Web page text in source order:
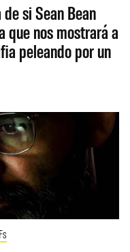
si Sean Bean
que nos mostrará a
peleando por un